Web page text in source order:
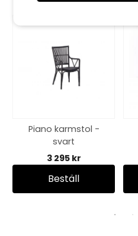
Piano karmstol -
svart
3 295 kr
Beställ